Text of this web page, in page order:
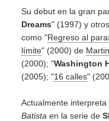
Su debut en la gran
Dreams" (1997) y
como "Regreso al
límite" (2000) de
(2000); "Washington
(2005); "16 calles"
Actualmente
Batista en la serie de